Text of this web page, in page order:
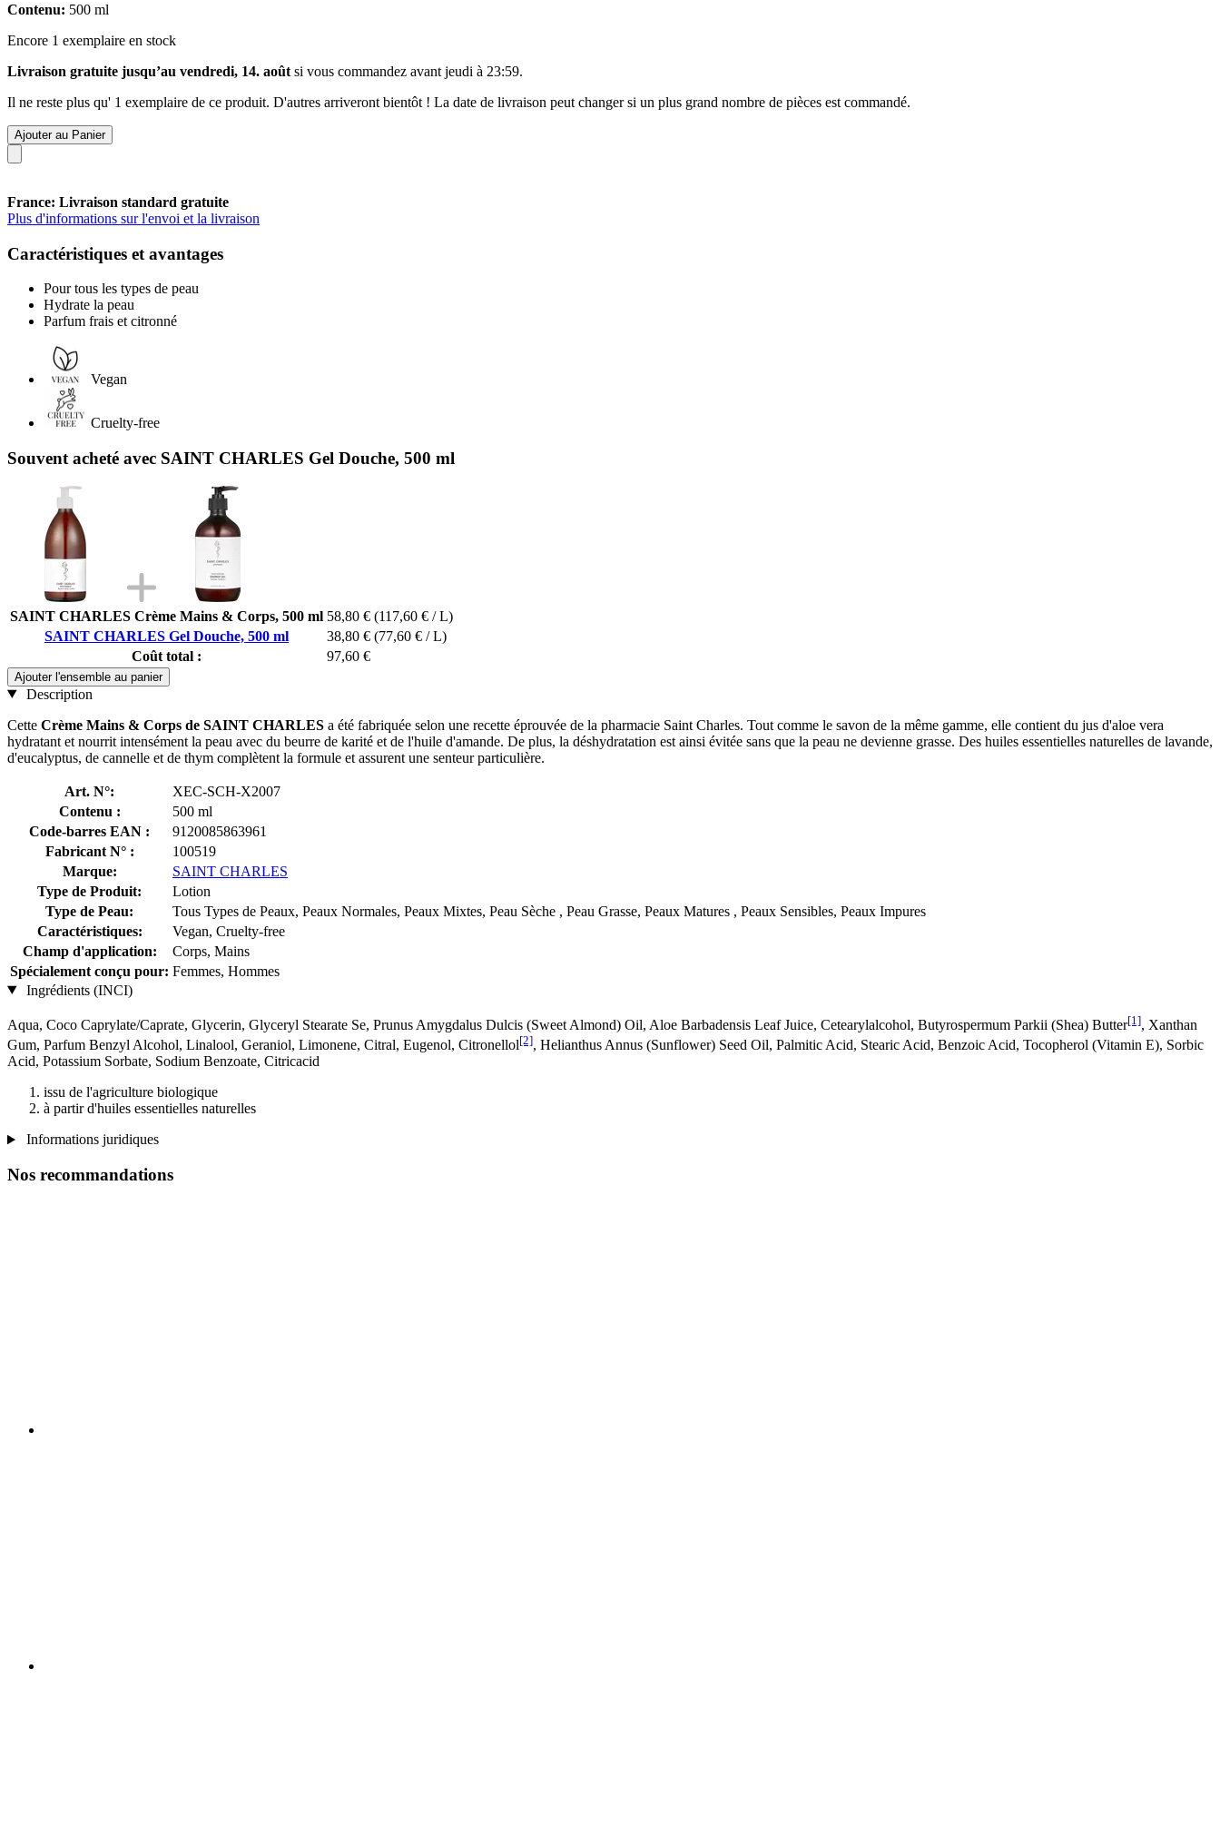
Contenu: 500 ml
Encore 1 exemplaire en stock
Livraison gratuite jusqu’au vendredi, 14. août si vous commandez avant jeudi à 23:59.
Il ne reste plus qu' 1 exemplaire de ce produit. D'autres arriveront bientôt ! La date de livraison peut changer si un plus grand nombre de pièces est commandé.
Ajouter au Panier
France: Livraison standard gratuite
Plus d'informations sur l'envoi et la livraison
Caractéristiques et avantages
Pour tous les types de peau
Hydrate la peau
Parfum frais et citronné
Vegan
Cruelty-free
Souvent acheté avec SAINT CHARLES Gel Douche, 500 ml
SAINT CHARLES Crème Mains & Corps, 500 ml 58,80 € (117,60 € / L)
SAINT CHARLES Gel Douche, 500 ml
38,80 € (77,60 € / L)
Coût total :
97,60 €
Ajouter l'ensemble au panier
Description
Cette Crème Mains & Corps de SAINT CHARLES a été fabriquée selon une recette éprouvée de la pharmacie Saint Charles. Tout comme le savon de la même gamme, elle contient du jus d'aloe vera
hydratant et nourrit intensément la peau avec du beurre de karité et de l'huile d'amande. De plus, la déshydratation est ainsi évitée sans que la peau ne devienne grasse. Des huiles essentielles naturelles de lavande,
d'eucalyptus, de cannelle et de thym complètent la formule et assurent une senteur particulière.
Art. N°:
XEC-SCH-X2007
Contenu :
500 ml
Code-barres EAN :
9120085863961
Fabricant N° :
100519
Marque:
SAINT CHARLES
Type de Produit:
Lotion
Type de Peau:
Tous Types de Peaux, Peaux Normales, Peaux Mixtes, Peau Sèche , Peau Grasse, Peaux Matures , Peaux Sensibles, Peaux Impures
Caractéristiques:
Vegan, Cruelty-free
Champ d'application:
Corps, Mains
Spécialement conçu pour: Femmes, Hommes
Ingrédients (INCI)
Aqua, Coco Caprylate/Caprate, Glycerin, Glyceryl Stearate Se, Prunus Amygdalus Dulcis (Sweet Almond) Oil, Aloe Barbadensis Leaf Juice, Cetearylalcohol, Butyrospermum Parkii (Shea) Butter[1], Xanthan
Gum, Parfum Benzyl Alcohol, Linalool, Geraniol, Limonene, Citral, Eugenol, Citronellol[2], Helianthus Annus (Sunflower) Seed Oil, Palmitic Acid, Stearic Acid, Benzoic Acid, Tocopherol (Vitamin E), Sorbic
Acid, Potassium Sorbate, Sodium Benzoate, Citricacid
issu de l'agriculture biologique
à partir d'huiles essentielles naturelles
Informations juridiques
Nos recommandations